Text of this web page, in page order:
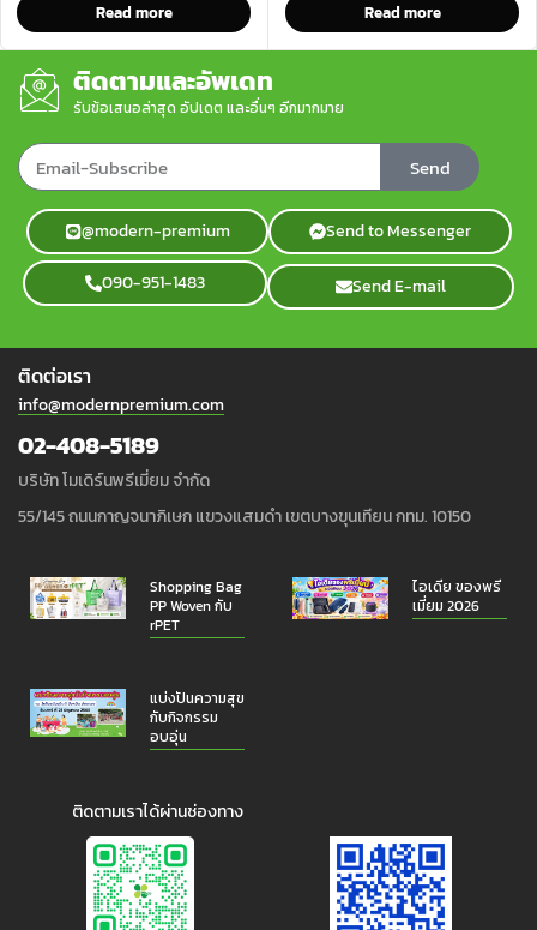
Read more Read more
ติดตามและอัพเดท
รับข้อเสนอล่าสุด อัปเดต และอื่นๆ อีกมากมาย
Send
@modern-premium Send to Messenger
090-951-1483 Send E-mail
ติดต่อเรา
info@modernpremium.com
02-408-5189
บริษัท โมเดิร์นพรีเมี่ยม จำกัด
55/145 ถนนกาญจนาภิเษก แขวงแสมดำ เขตบางขุนเทียน กทม. 10150
Shopping Bag
PP Woven กับ
rPET
ไอเดีย ของพรี
เมี่ยม 2026
แบ่งปันความสุข
กับกิจกรรม
อบอุ่น
ติดตามเราได้ผ่านช่องทาง